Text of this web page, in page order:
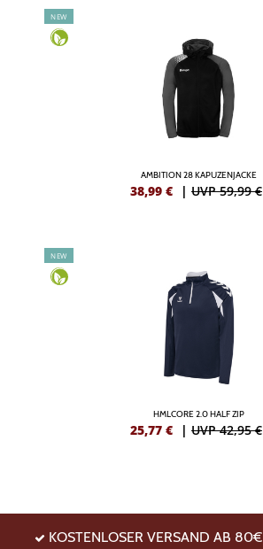
NEW
AMBITION 28 KAPUZENJACKE
38,99 € | UVP 59,99 €
NEW
HMLCORE 2.0 HALF ZIP
25,77 € | UVP 42,95 €
KOSTENLOSER VERSAND AB